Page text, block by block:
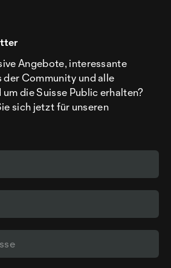
Angebote, interessante
der Community und alle
die Suisse Public erhalten?
sich jetzt für unseren